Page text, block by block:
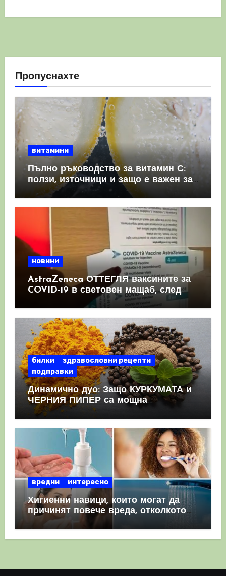
Пропуснахте
витамини
Пълно ръководство за витамин С:
ползи, източници и защо е важен за
имунната система
новини
AstraZeneca ОТТЕГЛЯ ваксините за
COVID-19 в световен мащаб, след
като призна, че те причиняват
КРЪВНИ съсиреци
билки
здравословни рецепти
подправки
Динамично дуо: Защо КУРКУМАТА и
ЧЕРНИЯ ПИПЕР са мощна
комбинация
вредни интересно
Хигиенни навици, които могат да
причинят повече вреда, отколкото
полза